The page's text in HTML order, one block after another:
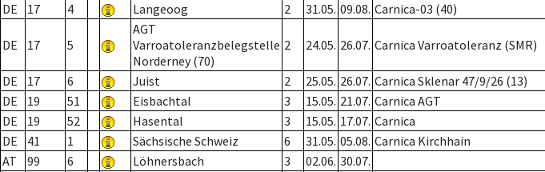
DE
17 4 Langeoog 2 31.05. 09.08. Carnica-03 (40)
DE 17 5
AGT
Varroatoleranzbelegstelle
Norderney (70)
2 24.05. 26.07. Carnica Varroatoleranz (SMR)
DE 17 6 Juist 2 25.05. 26.07. Carnica Sklenar 47/9/26 (13)
DE
19 51 Eisbachtal 3 15.05. 21.07. Carnica AGT
DE
19 52 Hasental 3 15.05. 17.07. Carnica
DE
41 1 Sächsische Schweiz 6 31.05. 05.08. Carnica Kirchhain
AT
99 6 Löhnersbach 3 02.06. 30.07.